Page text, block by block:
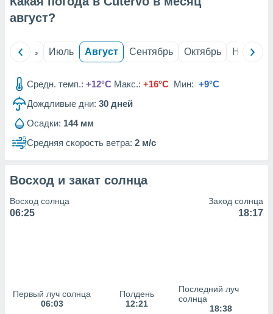
из
данных
наших 1199
август?
Июнь Июль Август Сентябрь Октябрь Ноябрь
Средн. темп.: +12°C Макс.: +16°C Мин: +9°C
Дождливые дни: 30 дней
Осадки: 144 мм
Средняя скорость ветра: 2 м/с
Восход и закат солнца
Восход солнца
06:25
Заход солнца
18:17
Первый луч солнца
06:03
Полдень
12:21
Последний луч
солнца
18:38